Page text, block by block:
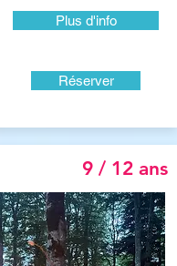
Plus d'info
Réserver
9 / 12 ans